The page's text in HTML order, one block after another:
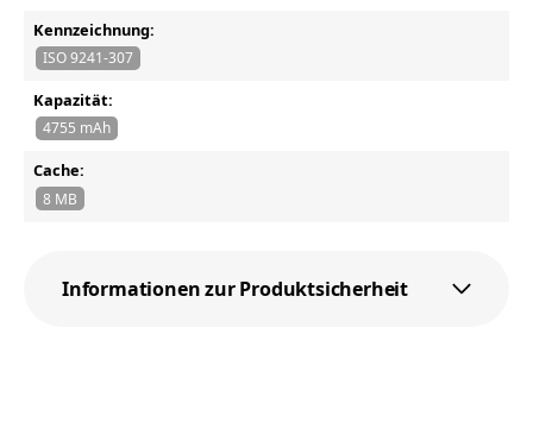
Kennzeichnung:
ISO 9241-307
Kapazität:
4755 mAh
Cache:
8 MB
Informationen zur Produktsicherheit